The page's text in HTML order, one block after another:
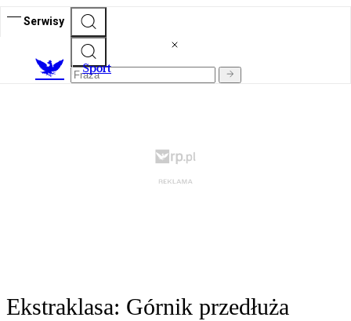
Serwisy
Sport
Ekstraklasa: Górnik przedłuża